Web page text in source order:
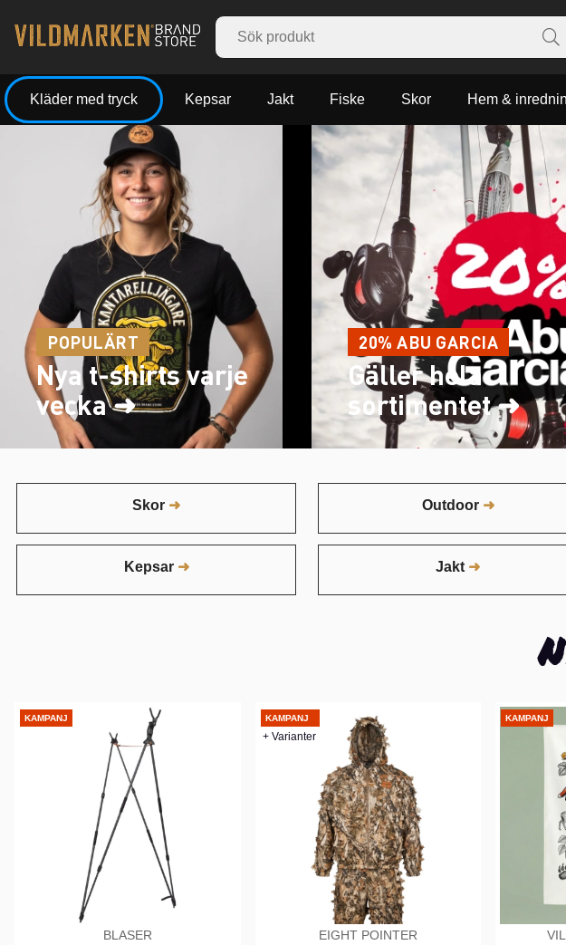
Kläder med tryck Kepsar Jakt Fiske Skor Hem &
POPULÄRT
Nya t-shirts varje
vecka ➜
20% ABU GARCIA
Gäller hela
sortimentet ➜
Skor Outdoor
Kepsar Jakt
KAMPANJ
BLASER
KAMPANJ
+ Varianter
EIGHT POINTER
KAMPANJ